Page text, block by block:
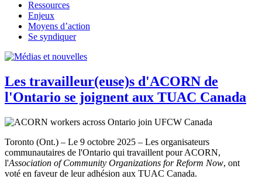
Ressources
Enjeux
Moyens d’action
Se syndiquer
Les travailleur(euse)s d'ACORN de
l'Ontario se joignent aux TUAC Canada
Toronto (Ont.) – Le 9 octobre 2025 – Les organisateurs
communautaires de l'Ontario qui travaillent pour ACORN,
l'Association of Community Organizations for Reform Now, ont
voté en faveur de leur adhésion aux TUAC Canada.